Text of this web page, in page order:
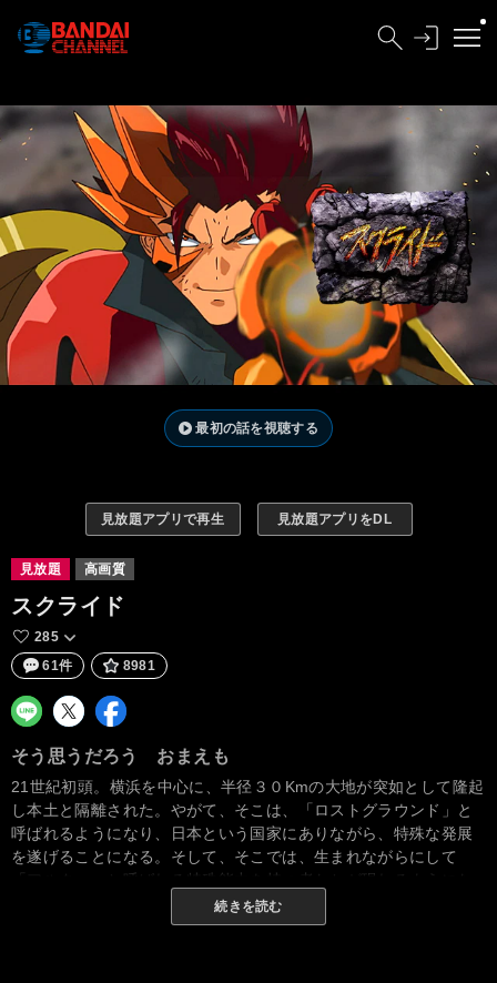
最初の話を視聴する
見放題アプリで再生 見放題アプリをDL
見放題 高画質
スクライド
285
61件
8981
そう思うだろう おまえも
21世紀初頭。横浜を中心に、半径３０Kmの大地が突如として隆起
し本土と隔離された。やがて、そこは、「ロストグラウンド」と
呼ばれるようになり、日本という国家にありながら、特殊な発展
を遂げることになる。そして、そこでは、生まれながらにして
「アルター」と呼ばれる特殊能力を持つ者たちが現れるようにな
続きを読む